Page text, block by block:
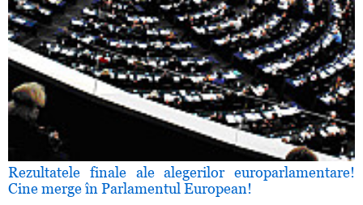
Rezultatele finale ale alegerilor europarlamentare!
Cine merge în Parlamentul European!